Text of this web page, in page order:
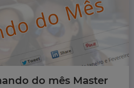
do mês Master